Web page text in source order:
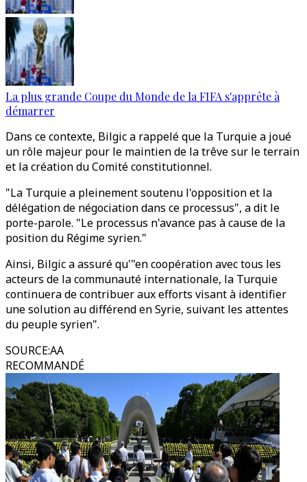
La plus grande Coupe du Monde de la FIFA s'apprête à
démarrer
Dans ce contexte, Bilgic a rappelé que la Turquie a joué
un rôle majeur pour le maintien de la trêve sur le terrain
et la création du Comité constitutionnel.
"La Turquie a pleinement soutenu l'opposition et la
délégation de négociation dans ce processus", a dit le
porte-parole. "Le processus n'avance pas à cause de la
position du Régime syrien."
Ainsi, Bilgic a assuré qu'"en coopération avec tous les
acteurs de la communauté internationale, la Turquie
continuera de contribuer aux efforts visant à identifier
une solution au différend en Syrie, suivant les attentes
du peuple syrien".
SOURCE:AA
RECOMMANDÉ